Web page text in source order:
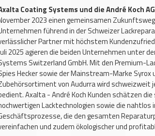
Coating Systems und die André Koch AG
2023 einen gemeinsamen
führend in der Schweizer
Partner mit höchstem
2025 agieren die beiden Unternehmen unter
Switzerland GmbH. Mit den Premium-
Hecker sowie der Mainstream-Marke Syrox
von Audurra wird schweizweit
Axalta - André Koch Kunden schätzen
Lacktechnologien sowie die
die den gesamten
und zudem ökologischer und